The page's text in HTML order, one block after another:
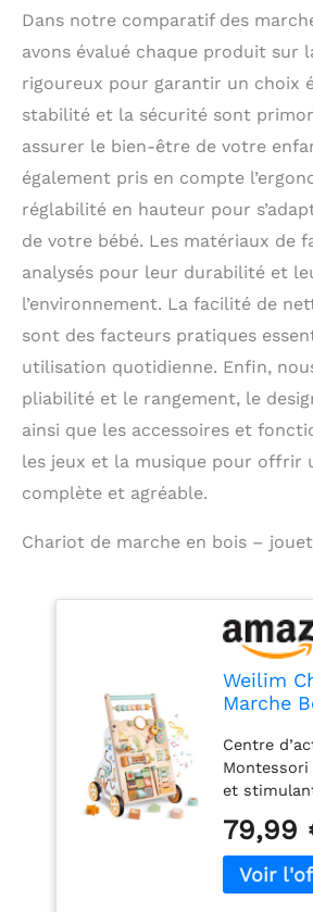
Dans notre comparatif des
avons évalué chaque produit sur
rigoureux pour garantir un choix
stabilité et la sécurité sont
assurer le bien-être de votre
également pris en compte
réglabilité en hauteur pour
de votre bébé. Les matériaux de
analysés pour leur durabilité et
l’environnement. La facilité de
sont des facteurs pratiques
utilisation quotidienne. Enfin,
pliabilité et le rangement, le
ainsi que les accessoires et
les jeux et la musique pour offrir
complète et agréable.
Chariot de marche en bois –
Weilim
Marche
Mois
Centre
Montessori
et
chariot de
bois
méthode
79,99